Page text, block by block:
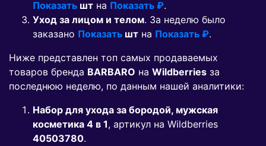
Показать шт на Показать ₽.
Уход за лицом и телом. За неделю было
заказано Показать шт на Показать ₽.
Ниже представлен топ самых продаваемых
товаров бренда BARBARO на Wildberries за
последнюю неделю, по данным нашей аналитики:
Набор для ухода за бородой, мужская
косметика 4 в 1, артикул на Wildberries
40503780.